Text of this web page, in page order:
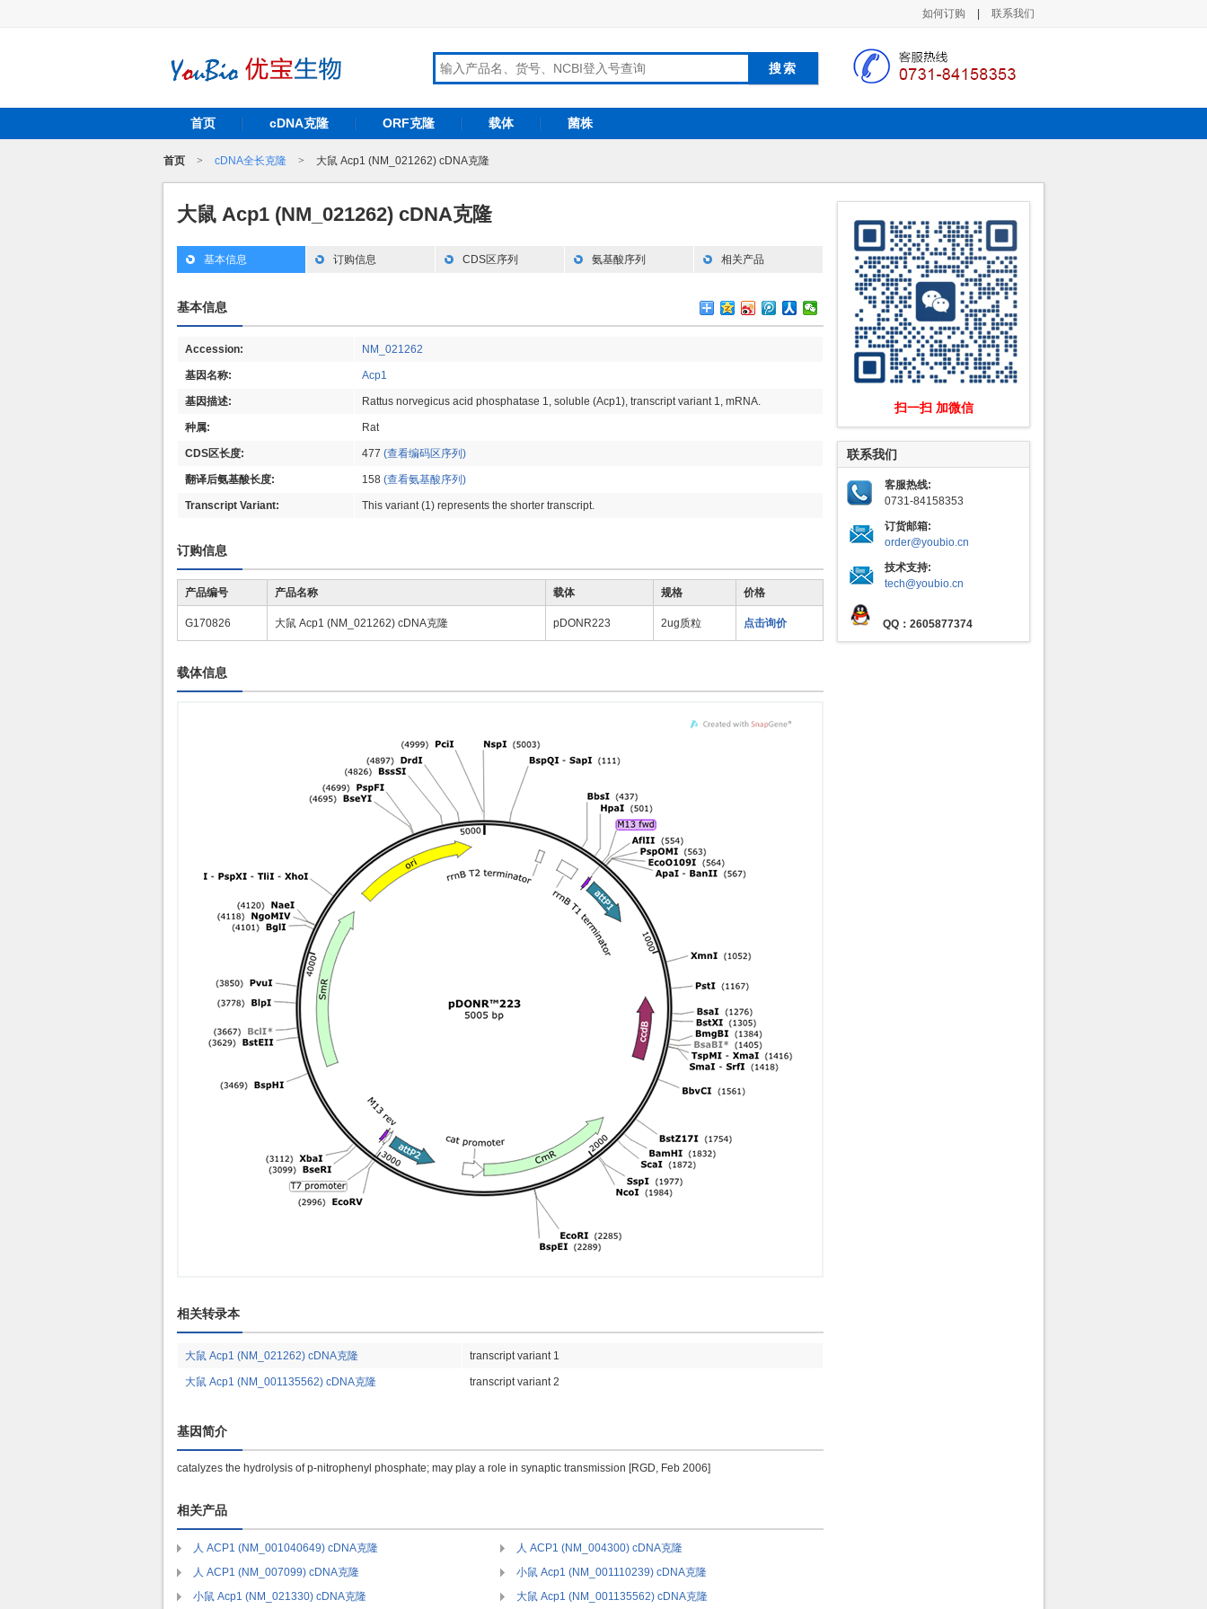
如何订购 联系我们
首页 cDNA克隆 ORF克隆 载体 菌株
首页 > cDNA全长克隆 > 大鼠 Acp1 (NM_021262) cDNA克隆
大鼠 Acp1 (NM_021262) cDNA克隆
基本信息 订购信息 CDS区序列 氨基酸序列 相关产品
基本信息
Accession: NM_021262
基因名称: Acp1
基因描述: Rattus norvegicus acid phosphatase 1, soluble (Acp1), transcript variant 1, mRNA.
种属: Rat
CDS区长度: 477 (查看编码区序列)
翻译后氨基酸长度: 158 (查看氨基酸序列)
Transcript Variant: This variant (1) represents the shorter transcript.
订购信息
产品编号 产品名称 载体 规格 价格
G170826 大鼠 Acp1 (NM_021262) cDNA克隆 pDONR223 2ug质粒 点击询价
载体信息
相关转录本
大鼠 Acp1 (NM_021262) cDNA克隆 transcript variant 1
大鼠 Acp1 (NM_001135562) cDNA克隆 transcript variant 2
基因简介
catalyzes the hydrolysis of p-nitrophenyl phosphate; may play a role in synaptic transmission [RGD, Feb 2006]
相关产品
人 ACP1 (NM_001040649) cDNA克隆
人 ACP1 (NM_004300) cDNA克隆
人 ACP1 (NM_007099) cDNA克隆
小鼠 Acp1 (NM_001110239) cDNA克隆
小鼠 Acp1 (NM_021330) cDNA克隆
大鼠 Acp1 (NM_001135562) cDNA克隆
扫一扫 加微信
联系我们
客服热线:
0731-84158353
订货邮箱:
order@youbio.cn
技术支持:
tech@youbio.cn
QQ：2605877374